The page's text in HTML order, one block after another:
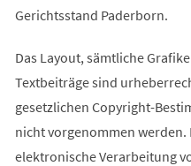
Gerichtsstand Paderborn.
Das Layout, sämtliche
Textbeiträge sind
gesetzlichen Copyright-
nicht vorgenommen werden.
elektronische Verarbeitung